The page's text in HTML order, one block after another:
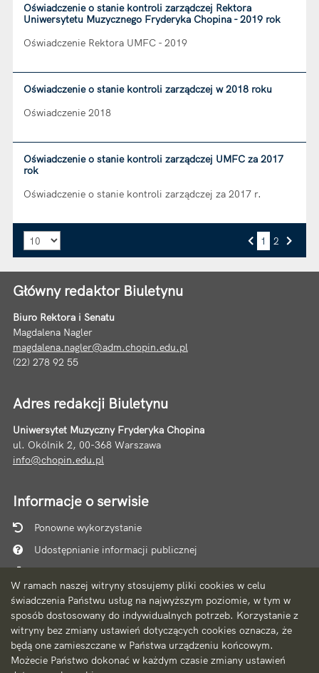
W ramach naszej witryny stosujemy pliki cookies w celu
świadczenia Państwu usług na najwyższym poziomie, w tym w
sposób dostosowany do indywidualnych potrzeb. Korzystanie z
witryny bez zmiany ustawień dotyczących cookies oznacza, że
będą one zamieszczane w Państwa urządzeniu końcowym.
Możecie Państwo dokonać w każdym czasie zmiany ustawień
Oświadczenie o stanie kontroli zarządczej Rektora
Uniwersytetu Muzycznego Fryderyka Chopina - 2019 rok
Oświadczenie Rektora UMFC - 2019
Oświadczenie o stanie kontroli zarządczej w 2018 roku
Oświadczenie 2018
Oświadczenie o stanie kontroli zarządczej UMFC za 2017
rok
Oświadczenie o stanie kontroli zarządczej za 2017 r.
1 2
Główny redaktor Biuletynu
Biuro Rektora i Senatu
Magdalena Nagler
magdalena.nagler@adm.chopin.edu.pl
(22) 278 92 55
Adres redakcji Biuletynu
Uniwersytet Muzyczny Fryderyka Chopina
ul. Okólnik 2, 00-368 Warszawa
info@chopin.edu.pl
Informacje o serwisie
Ponowne wykorzystanie
Udostępnianie informacji publicznej
Mapa serwisu
Instrukcja obsługi
Statystyki oglądalności
Ostatnio dodane
Ostatnia aktualizacja BIP: 06.08.2026 10:10